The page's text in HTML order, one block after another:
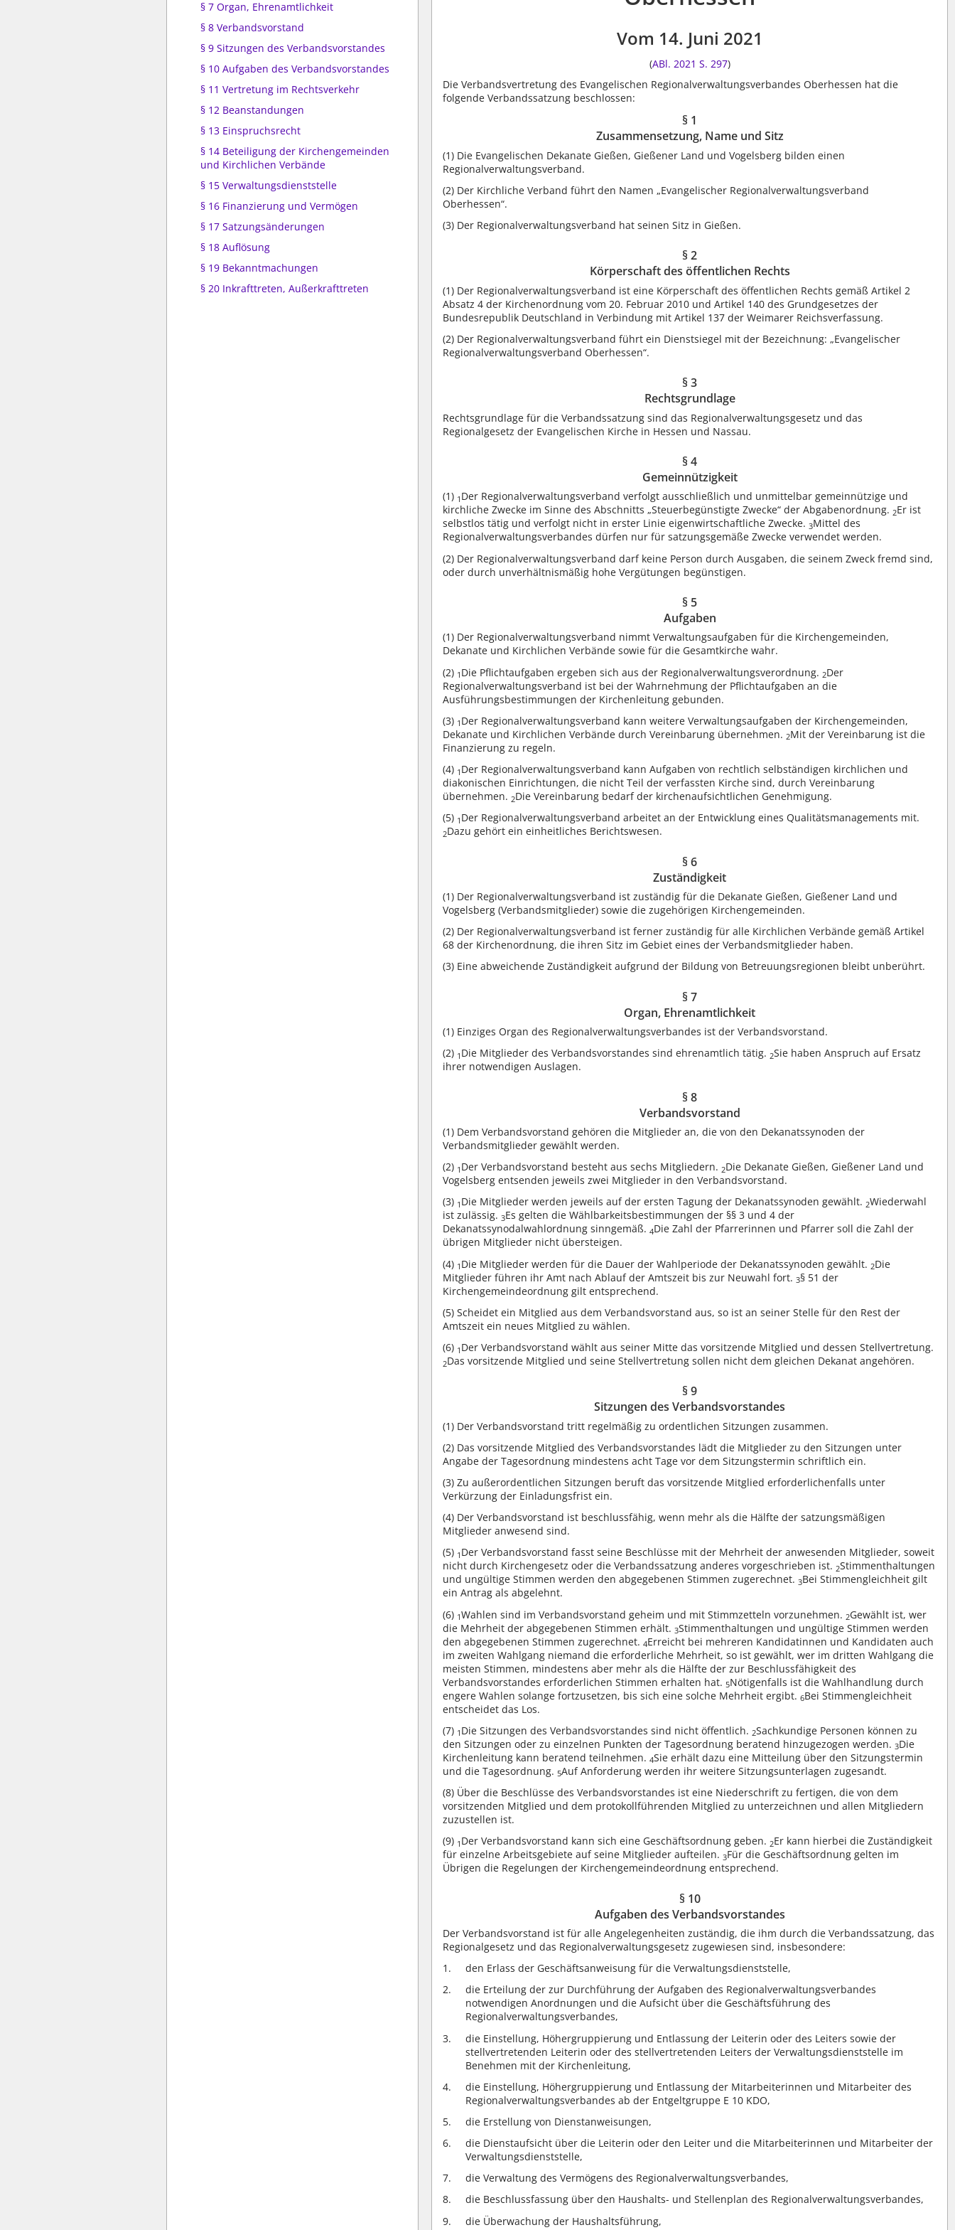
§ 7 Organ, Ehrenamtlichkeit
§ 8 Verbandsvorstand
§ 9 Sitzungen des Verbandsvorstandes
§ 10 Aufgaben des Verbandsvorstandes
§ 11 Vertretung im Rechtsverkehr
§ 12 Beanstandungen
§ 13 Einspruchsrecht
§ 14 Beteiligung der Kirchengemeinden
und Kirchlichen Verbände
§ 15 Verwaltungsdienststelle
§ 16 Finanzierung und Vermögen
§ 17 Satzungsänderungen
§ 18 Auflösung
§ 19 Bekanntmachungen
§ 20 Inkrafttreten, Außerkrafttreten
Vom 14. Juni 2021
(ABl. 2021 S. 297)
Die Verbandsvertretung des Evangelischen Regionalverwaltungsverbandes Oberhessen hat die
folgende Verbandssatzung beschlossen:
§ 1
Zusammensetzung, Name und Sitz
(1) Die Evangelischen Dekanate Gießen, Gießener Land und Vogelsberg bilden einen
Regionalverwaltungsverband.
(2) Der Kirchliche Verband führt den Namen „Evangelischer Regionalverwaltungsverband
Oberhessen“.
(3) Der Regionalverwaltungsverband hat seinen Sitz in Gießen.
§ 2
Körperschaft des öffentlichen Rechts
(1) Der Regionalverwaltungsverband ist eine Körperschaft des öffentlichen Rechts gemäß Artikel 2
Absatz 4 der Kirchenordnung vom 20. Februar 2010 und Artikel 140 des Grundgesetzes der
Bundesrepublik Deutschland in Verbindung mit Artikel 137 der Weimarer Reichsverfassung.
(2) Der Regionalverwaltungsverband führt ein Dienstsiegel mit der Bezeichnung: „Evangelischer
Regionalverwaltungsverband Oberhessen“.
§ 3
Rechtsgrundlage
Rechtsgrundlage für die Verbandssatzung sind das Regionalverwaltungsgesetz und das
Regionalgesetz der Evangelischen Kirche in Hessen und Nassau.
§ 4
Gemeinnützigkeit
(1) 1 Der Regionalverwaltungsverband verfolgt ausschließlich und unmittelbar gemeinnützige und
kirchliche Zwecke im Sinne des Abschnitts „Steuerbegünstigte Zwecke“ der Abgabenordnung. 2Er ist
selbstlos tätig und verfolgt nicht in erster Linie eigenwirtschaftliche Zwecke.3Mittel des
Regionalverwaltungsverbandes dürfen nur für satzungsgemäße Zwecke verwendet werden.
(2) Der Regionalverwaltungsverband darf keine Person durch Ausgaben, die seinem Zweck fremd sind,
oder durch unverhältnismäßig hohe Vergütungen begünstigen.
§ 5
Aufgaben
(1) Der Regionalverwaltungsverband nimmt Verwaltungsaufgaben für die Kirchengemeinden,
Dekanate und Kirchlichen Verbände sowie für die Gesamtkirche wahr.
(2) 1 Die Pflichtaufgaben ergeben sich aus der Regionalverwaltungsverordnung. 2Der
Regionalverwaltungsverband ist bei der Wahrnehmung der Pflichtaufgaben an die
Ausführungsbestimmungen der Kirchenleitung gebunden.
(3) 1 Der Regionalverwaltungsverband kann weitere Verwaltungsaufgaben der Kirchengemeinden,
Dekanate und Kirchlichen Verbände durch Vereinbarung übernehmen. 2Mit der Vereinbarung ist die
Finanzierung zu regeln.
(4) 1 Der Regionalverwaltungsverband kann Aufgaben von rechtlich selbständigen kirchlichen und
diakonischen Einrichtungen, die nicht Teil der verfassten Kirche sind, durch Vereinbarung
übernehmen. 2Die Vereinbarung bedarf der kirchenaufsichtlichen Genehmigung.
(5) 1 Der Regionalverwaltungsverband arbeitet an der Entwicklung eines Qualitätsmanagements mit.
2Dazu gehört ein einheitliches Berichtswesen.
§ 6
Zuständigkeit
(1) Der Regionalverwaltungsverband ist zuständig für die Dekanate Gießen, Gießener Land und
Vogelsberg (Verbandsmitglieder) sowie die zugehörigen Kirchengemeinden.
(2) Der Regionalverwaltungsverband ist ferner zuständig für alle Kirchlichen Verbände gemäß Artikel
68 der Kirchenordnung, die ihren Sitz im Gebiet eines der Verbandsmitglieder haben.
(3) Eine abweichende Zuständigkeit aufgrund der Bildung von Betreuungsregionen bleibt unberührt.
§ 7
Organ, Ehrenamtlichkeit
(1) Einziges Organ des Regionalverwaltungsverbandes ist der Verbandsvorstand.
(2) 1 Die Mitglieder des Verbandsvorstandes sind ehrenamtlich tätig. 2Sie haben Anspruch auf Ersatz
ihrer notwendigen Auslagen.
§ 8
Verbandsvorstand
(1) Dem Verbandsvorstand gehören die Mitglieder an, die von den Dekanatssynoden der
Verbandsmitglieder gewählt werden.
(2) 1 Der Verbandsvorstand besteht aus sechs Mitgliedern. 2Die Dekanate Gießen, Gießener Land und
Vogelsberg entsenden jeweils zwei Mitglieder in den Verbandsvorstand.
(3) 1 Die Mitglieder werden jeweils auf der ersten Tagung der Dekanatssynoden gewählt. 2Wiederwahl
ist zulässig.3Es gelten die Wählbarkeitsbestimmungen der §§ 3 und 4 der
Dekanatssynodalwahlordnung sinngemäß.4Die Zahl der Pfarrerinnen und Pfarrer soll die Zahl der
übrigen Mitglieder nicht übersteigen.
(4) 1 Die Mitglieder werden für die Dauer der Wahlperiode der Dekanatssynoden gewählt. 2Die
Mitglieder führen ihr Amt nach Ablauf der Amtszeit bis zur Neuwahl fort.3§ 51 der
Kirchengemeindeordnung gilt entsprechend.
(5) Scheidet ein Mitglied aus dem Verbandsvorstand aus, so ist an seiner Stelle für den Rest der
Amtszeit ein neues Mitglied zu wählen.
(6) 1 Der Verbandsvorstand wählt aus seiner Mitte das vorsitzende Mitglied und dessen Stellvertretung.
2Das vorsitzende Mitglied und seine Stellvertretung sollen nicht dem gleichen Dekanat angehören.
§ 9
Sitzungen des Verbandsvorstandes
(1) Der Verbandsvorstand tritt regelmäßig zu ordentlichen Sitzungen zusammen.
(2) Das vorsitzende Mitglied des Verbandsvorstandes lädt die Mitglieder zu den Sitzungen unter
Angabe der Tagesordnung mindestens acht Tage vor dem Sitzungstermin schriftlich ein.
(3) Zu außerordentlichen Sitzungen beruft das vorsitzende Mitglied erforderlichenfalls unter
Verkürzung der Einladungsfrist ein.
(4) Der Verbandsvorstand ist beschlussfähig, wenn mehr als die Hälfte der satzungsmäßigen
Mitglieder anwesend sind.
(5) 1 Der Verbandsvorstand fasst seine Beschlüsse mit der Mehrheit der anwesenden Mitglieder, soweit
nicht durch Kirchengesetz oder die Verbandssatzung anderes vorgeschrieben ist. 2Stimmenthaltungen
und ungültige Stimmen werden den abgegebenen Stimmen zugerechnet.3Bei Stimmengleichheit gilt
ein Antrag als abgelehnt.
(6) 1Wahlen sind im Verbandsvorstand geheim und mit Stimmzetteln vorzunehmen. 2Gewählt ist, wer
die Mehrheit der abgegebenen Stimmen erhält.3Stimmenthaltungen und ungültige Stimmen werden
den abgegebenen Stimmen zugerechnet.4Erreicht bei mehreren Kandidatinnen und Kandidaten auch
im zweiten Wahlgang niemand die erforderliche Mehrheit, so ist gewählt, wer im dritten Wahlgang die
meisten Stimmen, mindestens aber mehr als die Hälfte der zur Beschlussfähigkeit des
Verbandsvorstandes erforderlichen Stimmen erhalten hat. 5Nötigenfalls ist die Wahlhandlung durch
engere Wahlen solange fortzusetzen, bis sich eine solche Mehrheit ergibt.6Bei Stimmengleichheit
entscheidet das Los.
(7) 1 Die Sitzungen des Verbandsvorstandes sind nicht öffentlich. 2Sachkundige Personen können zu
den Sitzungen oder zu einzelnen Punkten der Tagesordnung beratend hinzugezogen werden.3Die
Kirchenleitung kann beratend teilnehmen.4Sie erhält dazu eine Mitteilung über den Sitzungstermin
und die Tagesordnung. 5Auf Anforderung werden ihr weitere Sitzungsunterlagen zugesandt.
(8) Über die Beschlüsse des Verbandsvorstandes ist eine Niederschrift zu fertigen, die von dem
vorsitzenden Mitglied und dem protokollführenden Mitglied zu unterzeichnen und allen Mitgliedern
zuzustellen ist.
(9) 1 Der Verbandsvorstand kann sich eine Geschäftsordnung geben. 2Er kann hierbei die Zuständigkeit
für einzelne Arbeitsgebiete auf seine Mitglieder aufteilen.3Für die Geschäftsordnung gelten im
Übrigen die Regelungen der Kirchengemeindeordnung entsprechend.
§ 10
Aufgaben des Verbandsvorstandes
Der Verbandsvorstand ist für alle Angelegenheiten zuständig, die ihm durch die Verbandssatzung, das
Regionalgesetz und das Regionalverwaltungsgesetz zugewiesen sind, insbesondere:
den Erlass der Geschäftsanweisung für die Verwaltungsdienststelle,
die Erteilung der zur Durchführung der Aufgaben des Regionalverwaltungsverbandes
notwendigen Anordnungen und die Aufsicht über die Geschäftsführung des
Regionalverwaltungsverbandes,
die Einstellung, Höhergruppierung und Entlassung der Leiterin oder des Leiters sowie der
stellvertretenden Leiterin oder des stellvertretenden Leiters der Verwaltungsdienststelle im
Benehmen mit der Kirchenleitung,
die Einstellung, Höhergruppierung und Entlassung der Mitarbeiterinnen und Mitarbeiter des
Regionalverwaltungsverbandes ab der Entgeltgruppe E 10 KDO,
die Erstellung von Dienstanweisungen,
die Dienstaufsicht über die Leiterin oder den Leiter und die Mitarbeiterinnen und Mitarbeiter der
Verwaltungsdienststelle,
die Verwaltung des Vermögens des Regionalverwaltungsverbandes,
die Beschlussfassung über den Haushalts- und Stellenplan des Regionalverwaltungsverbandes,
die Überwachung der Haushaltsführung,